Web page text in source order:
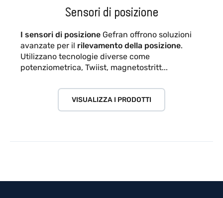
Sensori di posizione
I sensori di posizione Gefran offrono soluzioni
avanzate per il rilevamento della posizione.
Utilizzano tecnologie diverse come
potenziometrica, Twiist, magnetostritt...
VISUALIZZA I PRODOTTI